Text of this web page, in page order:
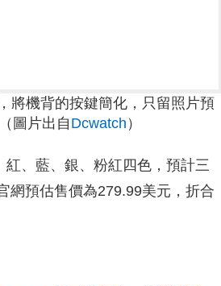
將機背的按鍵簡化，只留照片預
圖片出自 Dcwatch ）
紅、藍、銀、粉紅四色，預計三
網預估售價為279.99美元，折合